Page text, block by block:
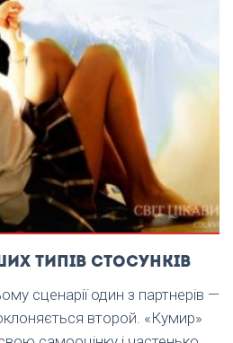
типів стосунків
сценарії один з партнерів —
второй. «Кумир»